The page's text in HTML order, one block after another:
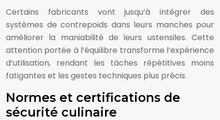
Certains fabricants vont jusqu’à intégrer des
systèmes de contrepoids dans leurs manches pour
améliorer la maniabilité de leurs ustensiles. Cette
attention portée à l’équilibre transforme l’expérience
d’utilisation, rendant les tâches répétitives moins
fatigantes et les gestes techniques plus précis.
Normes et certifications de
sécurité culinaire